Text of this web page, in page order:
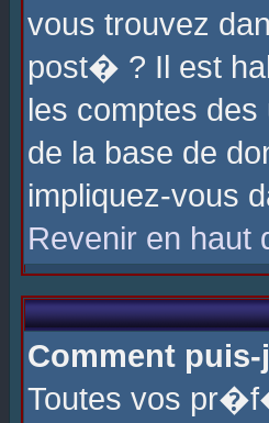
vous trouvez
post� ? Il est
les comptes
de la base de
impliquez-vous
Revenir en haut
Comment
Toutes vos